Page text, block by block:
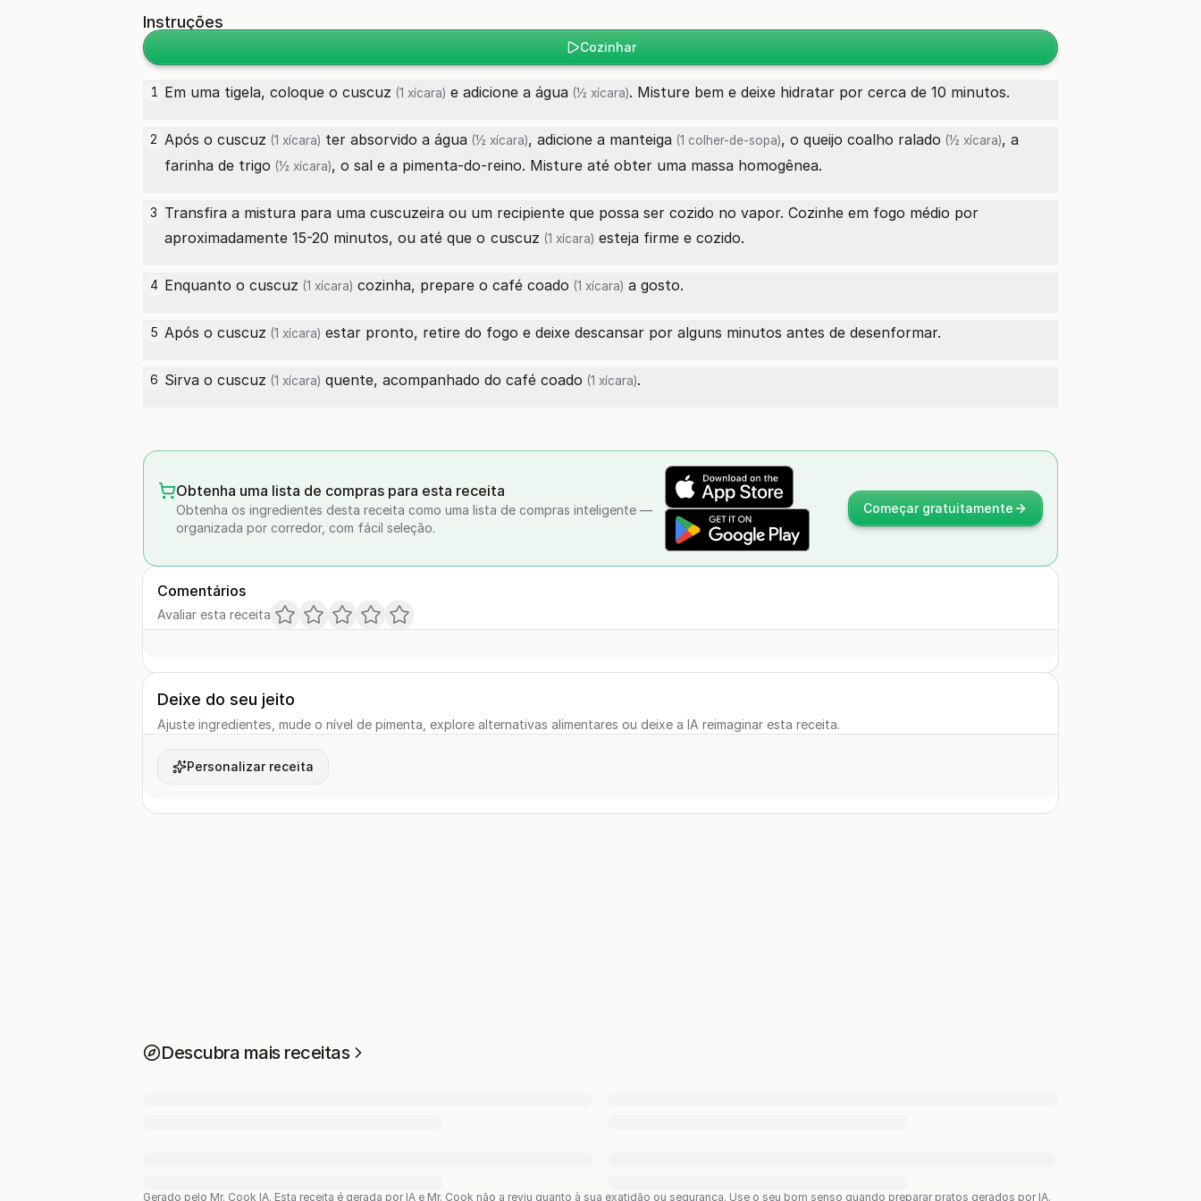
Instruções
Cozinhar
1 Em uma tigela, coloque o cuscuz (1 xícara) e adicione a água (½ xícara). Misture bem e deixe hidratar por cerca de 10 minutos.
2 Após o cuscuz (1 xícara) ter absorvido a água (½ xícara), adicione a manteiga (1 colher-de-sopa), o queijo coalho ralado (½ xícara), a
farinha de trigo (½ xícara), o sal e a pimenta-do-reino. Misture até obter uma massa homogênea.
3 Transfira a mistura para uma cuscuzeira ou um recipiente que possa ser cozido no vapor. Cozinhe em fogo médio por
aproximadamente 15-20 minutos, ou até que o cuscuz (1 xícara) esteja firme e cozido.
4 Enquanto o cuscuz (1 xícara) cozinha, prepare o café coado (1 xícara) a gosto.
5 Após o cuscuz (1 xícara) estar pronto, retire do fogo e deixe descansar por alguns minutos antes de desenformar.
6 Sirva o cuscuz (1 xícara) quente, acompanhado do café coado (1 xícara).
Obtenha uma lista de compras para esta receita
Obtenha os ingredientes desta receita como uma lista de compras inteligente —
organizada por corredor, com fácil seleção.
Começar gratuitamente
Comentários
Avaliar esta receita
Deixe do seu jeito
Ajuste ingredientes, mude o nível de pimenta, explore alternativas alimentares ou deixe a IA reimaginar esta receita.
Personalizar receita
Descubra mais receitas
Gerado pelo Mr. Cook IA. Esta receita é gerada por IA e Mr. Cook não a reviu quanto à sua exatidão ou segurança. Use o seu bom senso quando preparar pratos gerados por IA.